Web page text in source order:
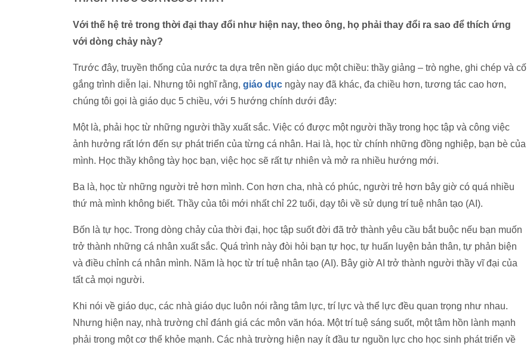
Với thế hệ trẻ trong thời đại thay đổi như hiện nay, theo ông, họ phải thay đổi ra sao để thích ứng
với dòng chảy này?
Trước đây, truyền thống của nước ta dựa trên nền giáo dục một chiều: thầy giảng – trò nghe, ghi chép và cố
gắng trình diễn lại. Nhưng tôi nghĩ rằng, giáo dục ngày nay đã khác, đa chiều hơn, tương tác cao hơn,
chúng tôi gọi là giáo dục 5 chiều, với 5 hướng chính dưới đây:
Một là, phải học từ những người thầy xuất sắc. Việc có được một người thầy trong học tập và công việc
ảnh hưởng rất lớn đến sự phát triển của từng cá nhân. Hai là, học từ chính những đồng nghiệp, bạn bè của
mình. Học thầy không tày học bạn, việc học sẽ rất tự nhiên và mở ra nhiều hướng mới.
Ba là, học từ những người trẻ hơn mình. Con hơn cha, nhà có phúc, người trẻ hơn bây giờ có quá nhiều
thứ mà mình không biết. Thầy của tôi mới nhất chỉ 22 tuổi, dạy tôi về sử dụng trí tuệ nhân tạo (AI).
Bốn là tự học. Trong dòng chảy của thời đại, học tập suốt đời đã trở thành yêu cầu bắt buộc nếu bạn muốn
trở thành những cá nhân xuất sắc. Quá trình này đòi hỏi bạn tự học, tự huấn luyện bản thân, tự phản biện
và điều chỉnh cá nhân mình. Năm là học từ trí tuệ nhân tạo (AI). Bây giờ AI trở thành người thầy vĩ đại của
tất cả mọi người.
Khi nói về giáo dục, các nhà giáo dục luôn nói rằng tâm lực, trí lực và thể lực đều quan trọng như nhau.
Nhưng hiện nay, nhà trường chỉ đánh giá các môn văn hóa. Một trí tuệ sáng suốt, một tâm hồn lành mạnh
phải trong một cơ thể khỏe mạnh. Các nhà trường hiện nay ít đầu tư nguồn lực cho học sinh phát triển về